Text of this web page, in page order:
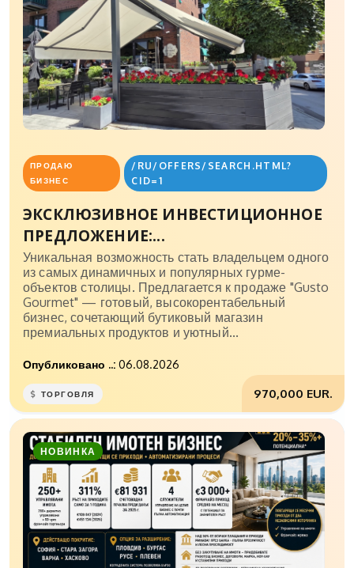
ПРОДАЮ
БИЗНЕС
/RU/OFFERS/SEARCH.HTML?
CID=1
ЭКСКЛЮЗИВНОЕ ИНВЕСТИЦИОННОЕ
ПРЕДЛОЖЕНИЕ:...
Уникальная возможность стать владельцем одного
из самых динамичных и популярных гурме-
объектов столицы. Предлагается к продаже "Gusto
Gourmet" — готовый, высокорентабельный
бизнес, сочетающий бутиковый магазин
премиальных продуктов и уютный...
Опубликовано ..: 06.08.2026
970,000 EUR.
ТОРГОВЛЯ
НОВИНКА